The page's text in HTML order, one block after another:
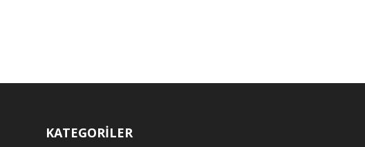
KATEGORİLER